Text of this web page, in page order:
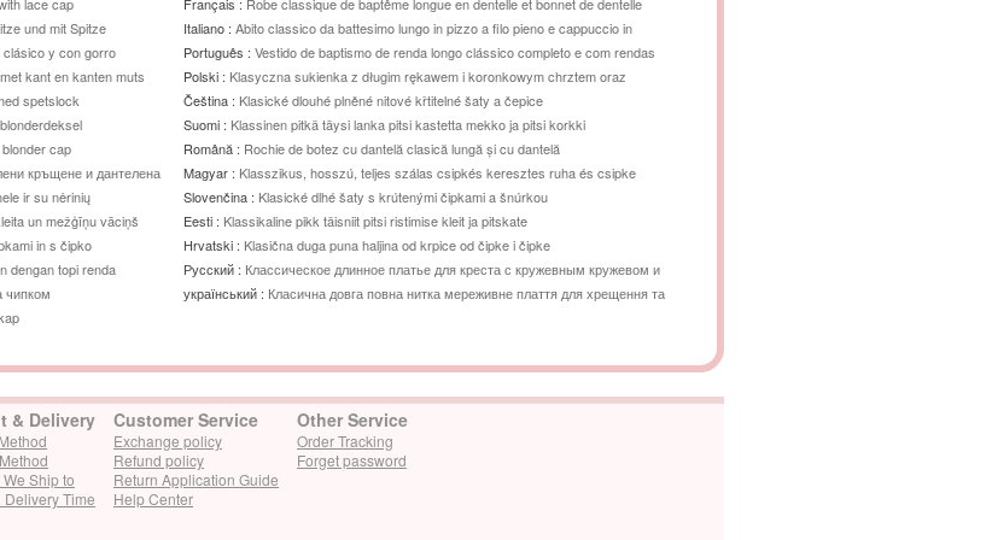
lace cap Français : Robe classique de baptême longue en dentelle et bonnet de dentelle
und mit Spitze Italiano : Abito classico da battesimo lungo in pizzo a filo pieno e cappuccio in
clásico y con gorro Português : Vestido de baptismo de renda longo clássico completo e com rendas
kant en kanten muts Polski : Klasyczna sukienka z długim rękawem i koronkowym chrztem oraz
spetslock Čeština : Klasické dlouhé plněné nitové křtitelné šaty a čepice
Suomi : Klassinen pitkä täysi lanka pitsi kastetta mekko ja pitsi korkki
cap Română : Rochie de botez cu dantelă clasică lungă și cu dantelă
кръщене и дантелена
Magyar : Klasszikus, hosszú, teljes szálas csipkés keresztes ruha és csipke
ir su nėrinių Slovenčina : Klasické dlhé šaty s krútenými čipkami a šnúrkou
un mežģīņu vāciņš Eesti : Klassikaline pikk täisniit pitsi ristimise kleit ja pitskate
in s čipko Hrvatski : Klasična duga puna haljina od krpice od čipke i čipke
dengan topi renda Русский : Классическое длинное платье для креста с кружевным кружевом и
чипком український : Класична довга повна нитка мереживне плаття для хрещення та
& Delivery
Ship to
Delivery Time
Customer Service
Exchange policy
Refund policy
Return Application Guide
Help Center
Other Service
Order Tracking
Forget password